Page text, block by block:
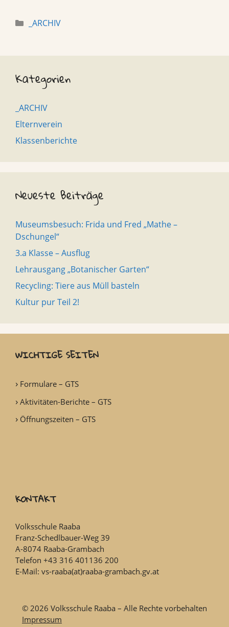
Categories
_ARCHIV
Kategorien
_ARCHIV
Elternverein
Klassenberichte
Neueste Beiträge
Museumsbesuch: Frida und Fred „Mathe –
Dschungel“
3.a Klasse – Ausflug
Lehrausgang „Botanischer Garten“
Recycling: Tiere aus Müll basteln
Kultur pur Teil 2!
WICHTIGE SEITEN
Formulare – GTS
Aktivitäten-Berichte – GTS
Öffnungszeiten – GTS
KONTAKT
Volksschule Raaba
Franz-Schedlbauer-Weg 39
A-8074 Raaba-Grambach
Telefon +43 316 401136 200
E-Mail: vs-raaba(at)raaba-grambach.gv.at
© 2026 Volksschule Raaba – Alle Rechte vorbehalten
Impressum